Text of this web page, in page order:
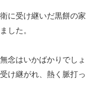
に受け継いだ黒餅の家
した。
念はいかばかりでしょ
け継がれ、熱く脈打っ